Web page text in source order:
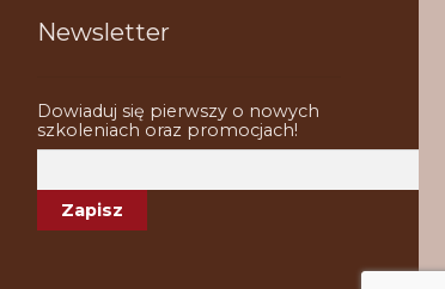
Newsletter
Dowiaduj się pierwszy o nowych
szkoleniach oraz promocjach!